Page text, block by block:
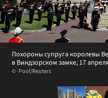
Похороны супруга королевы
в Виндзорском замке, 17
Pool/Reuters